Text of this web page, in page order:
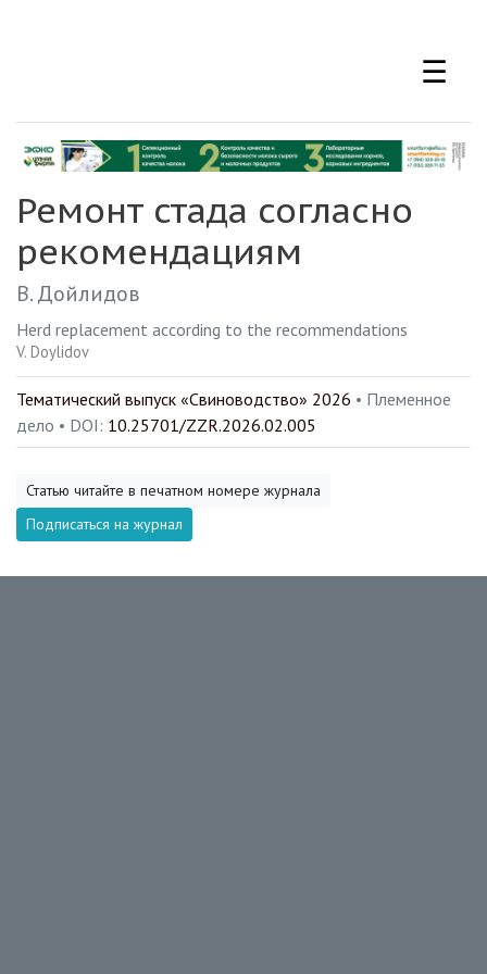
☰
Ремонт стада согласно
рекомендациям
В. Дойлидов
Herd replacement according to the recommendations
V. Doylidov
Тематический выпуск «Свиноводство» 2026 • Племенное
дело • DOI: 10.25701/ZZR.2026.02.005
Статью читайте в печатном номере журнала
Подписаться на журнал